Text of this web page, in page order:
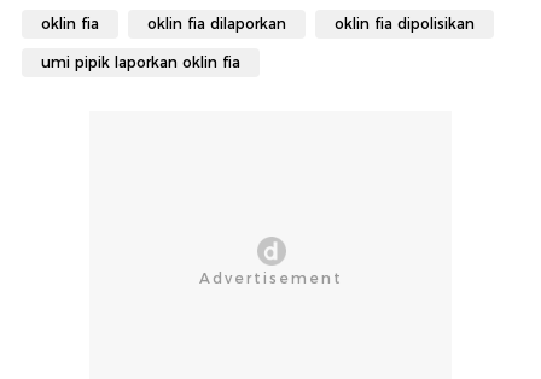
oklin fia oklin fia dilaporkan oklin fia dipolisikan
umi pipik laporkan oklin fia